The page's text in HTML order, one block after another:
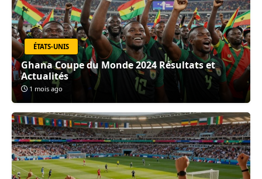
ÉTATS-UNIS
Ghana Coupe du Monde 2024 Résultats et
Actualités
1 mois ago